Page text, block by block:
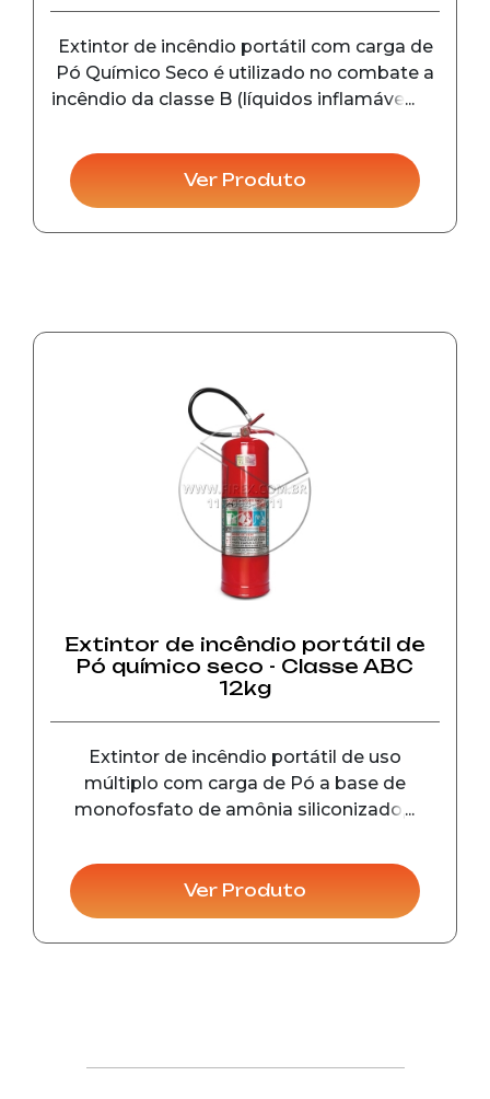
Extintor de incêndio portátil com carga de
Pó Químico Seco é utilizado no combate a
incêndio da classe B (líquidos inflamáveis) e
Ver Produto
Extintor de incêndio portátil de
Pó químico seco - Classe ABC
12kg
Extintor de incêndio portátil de uso
múltiplo com carga de Pó a base de
monofosfato de amônia siliconizado,é
Ver Produto